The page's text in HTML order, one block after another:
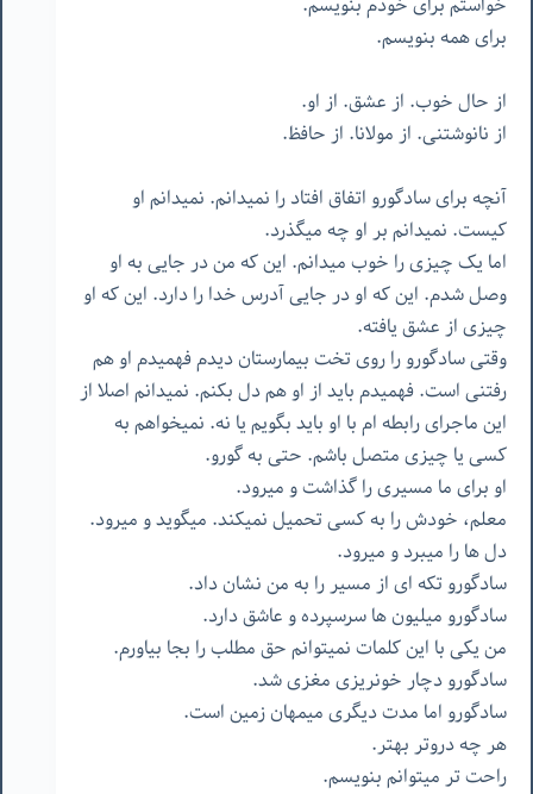
برای همه بنویسم.
از حال خوب. از عشق. از او.
از نانوشتنی. از مولانا. از حافظ.
آنچه برای سادگورو اتفاق افتاد را نمیدانم. نمیدانم او
کیست. نمیدانم بر او چه میگذرد.
اما یک چیزی را خوب میدانم. این که من در جایی به او
وصل شدم. این که او در جایی آدرس خدا را دارد. این که او
چیزی از عشق یافته.
وقتی سادگورو را روی تخت بیمارستان دیدم فهمیدم او هم
رفتنی است. فهمیدم باید از او هم دل بکنم. نمیدانم اصلا از
این ماجرای رابطه ام با او باید بگویم یا نه. نمیخواهم به
کسی یا چیزی متصل باشم. حتی به گورو.
او برای ما مسیری را گذاشت و میرود.
معلم، خودش را به کسی تحمیل نمیکند. میگوید و میرود.
دل ها را میبرد و میرود.
سادگورو تکه ای از مسیر را به من نشان داد.
سادگورو میلیون ها سرسپرده و عاشق دارد.
من یکی با این کلمات نمیتوانم حق مطلب را بجا بیاورم.
سادگورو دچار خونریزی مغزی شد.
سادگورو اما مدت دیگری میمهان زمین است.
هر چه دروتر بهتر.
راحت تر میتوانم بنویسم.